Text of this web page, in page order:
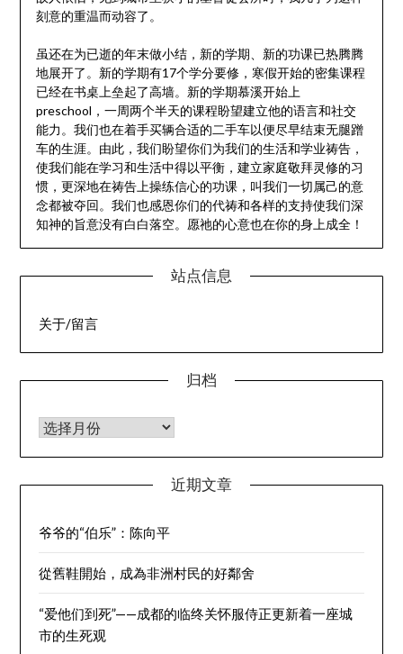
刻意的重温而动容了。
虽还在为已逝的年末做小结，新的学期、新的功课已热腾腾
地展开了。新的学期有17个学分要修，寒假开始的密集课程
已经在书桌上垒起了高墙。新的学期慕溪开始上
preschool，一周两个半天的课程盼望建立他的语言和社交
能力。我们也在着手买辆合适的二手车以便尽早结束无腿蹭
车的生涯。由此，我们盼望你们为我们的生活和学业祷告，
使我们能在学习和生活中得以平衡，建立家庭敬拜灵修的习
惯，更深地在祷告上操练信心的功课，叫我们一切属己的意
念都被夺回。我们也感恩你们的代祷和各样的支持使我们深
知神的旨意没有白白落空。愿祂的心意也在你的身上成全！
站点信息
关于/留言
归档
归档
近期文章
爷爷的“伯乐”：陈向平
從舊鞋開始，成為非洲村民的好鄰舍
“爱他们到死”——成都的临终关怀服侍正更新着一座城
市的生死观